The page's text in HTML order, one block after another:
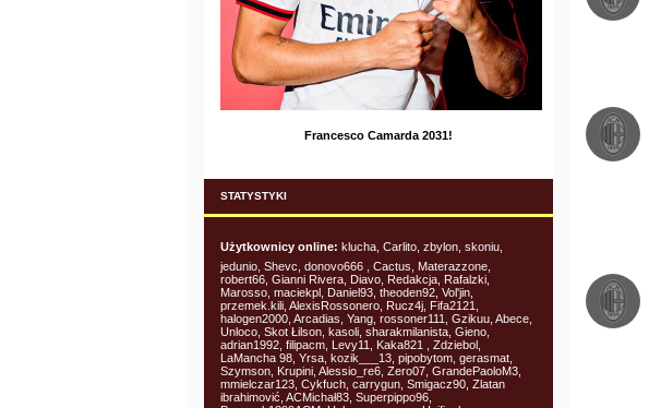
Francesco Camarda 2031!
STATYSTYKI
Użytkownicy online: klucha, Carlito, zbylon, skoniu,
jedunio, Shevc, donovo666 , Cactus, Materazzone,
robert66, Gianni Rivera, Diavo, Redakcja, Rafalzki,
Marosso, maciekpl, Daniel93, theoden92, Vol'jin,
przemek.kili, AlexisRossonero, Rucz4j, Fifa2121,
halogen2000, Arcadias, Yang, rossoner111, Gzikuu, Abece,
Unloco, Skot Łilson, kasoli, sharakmilanista, Gieno,
adrian1992, filipacm, Levy11, Kaka821 , Zdziebol,
LaMancha 98, Yrsa, kozik___13, pipobytom, gerasmat,
Szymson, Krupini, Alessio_re6, Zero07, GrandePaoloM3,
mmielczar123, Cykfuch, carrygun, Smigacz90, Zlatan
ibrahimović, ACMichał83, Superpippo96,